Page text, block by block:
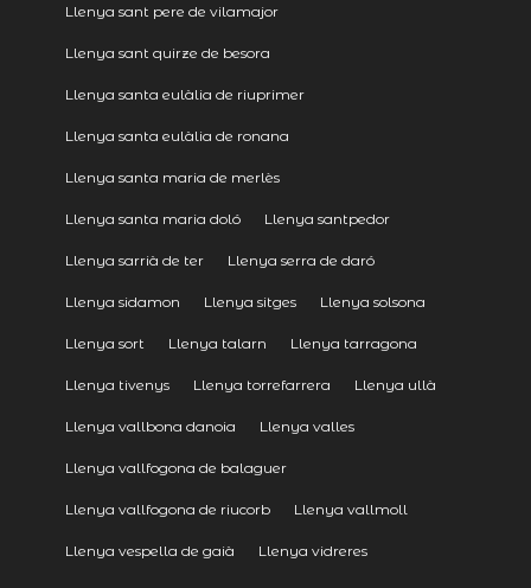
Llenya sant pere de vilamajor
Llenya sant quirze de besora
Llenya santa eulàlia de riuprimer
Llenya santa eulàlia de ronana
Llenya santa maria de merlès
Llenya santa maria doló Llenya santpedor
Llenya sarrià de ter Llenya serra de daró
Llenya sidamon Llenya sitges Llenya solsona
Llenya sort Llenya talarn Llenya tarragona
Llenya tivenys Llenya torrefarrera Llenya ullà
Llenya vallbona danoia Llenya valles
Llenya vallfogona de balaguer
Llenya vallfogona de riucorb Llenya vallmoll
Llenya vespella de gaià Llenya vidreres